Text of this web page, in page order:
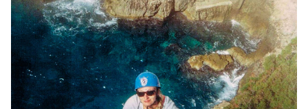
Editoriale
Editoriale
Storia di Copertina